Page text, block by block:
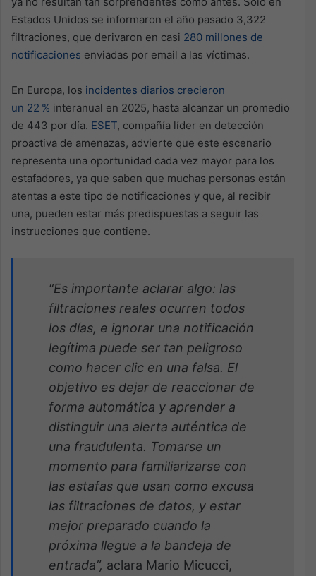
Estados Unidos se informaron el año pasado 3,322
filtraciones, que derivaron en casi 280 millones de
notificaciones enviadas por email a las víctimas.
En Europa, los incidentes diarios crecieron
un 22 % interanual en 2025, hasta alcanzar un promedio
de 443 por día. ESET, compañía líder en detección
proactiva de amenazas, advierte que este escenario
representa una oportunidad cada vez mayor para los
estafadores, ya que saben que muchas personas están
atentas a este tipo de notificaciones y que, al recibir
una, pueden estar más predispuestas a seguir las
instrucciones que contiene.
“Es importante aclarar algo: las
filtraciones reales ocurren todos
los días, e ignorar una notificación
legítima puede ser tan peligroso
como hacer clic en una falsa. El
objetivo es dejar de reaccionar de
forma automática y aprender a
distinguir una alerta auténtica de
una fraudulenta. Tomarse un
momento para familiarizarse con
las estafas que usan como excusa
las filtraciones de datos, y estar
mejor preparado cuando la
próxima llegue a la bandeja de
entrada”, aclara Mario Micucci,